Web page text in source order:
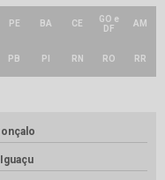
PE BA CE
GO e
DF
AM
PB PI RN RO RR